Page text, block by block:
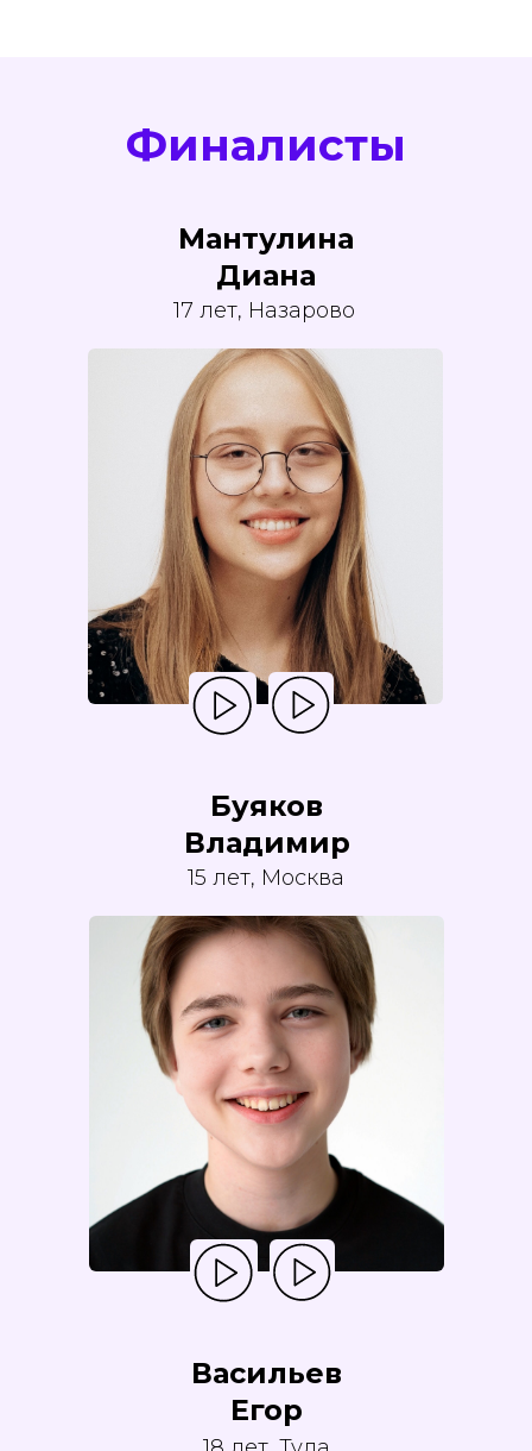
Буяков
Владимир
15 лет, Москва
Васильев
Егор
Мантулина
Диана
17 лет, Назарово
Финалисты